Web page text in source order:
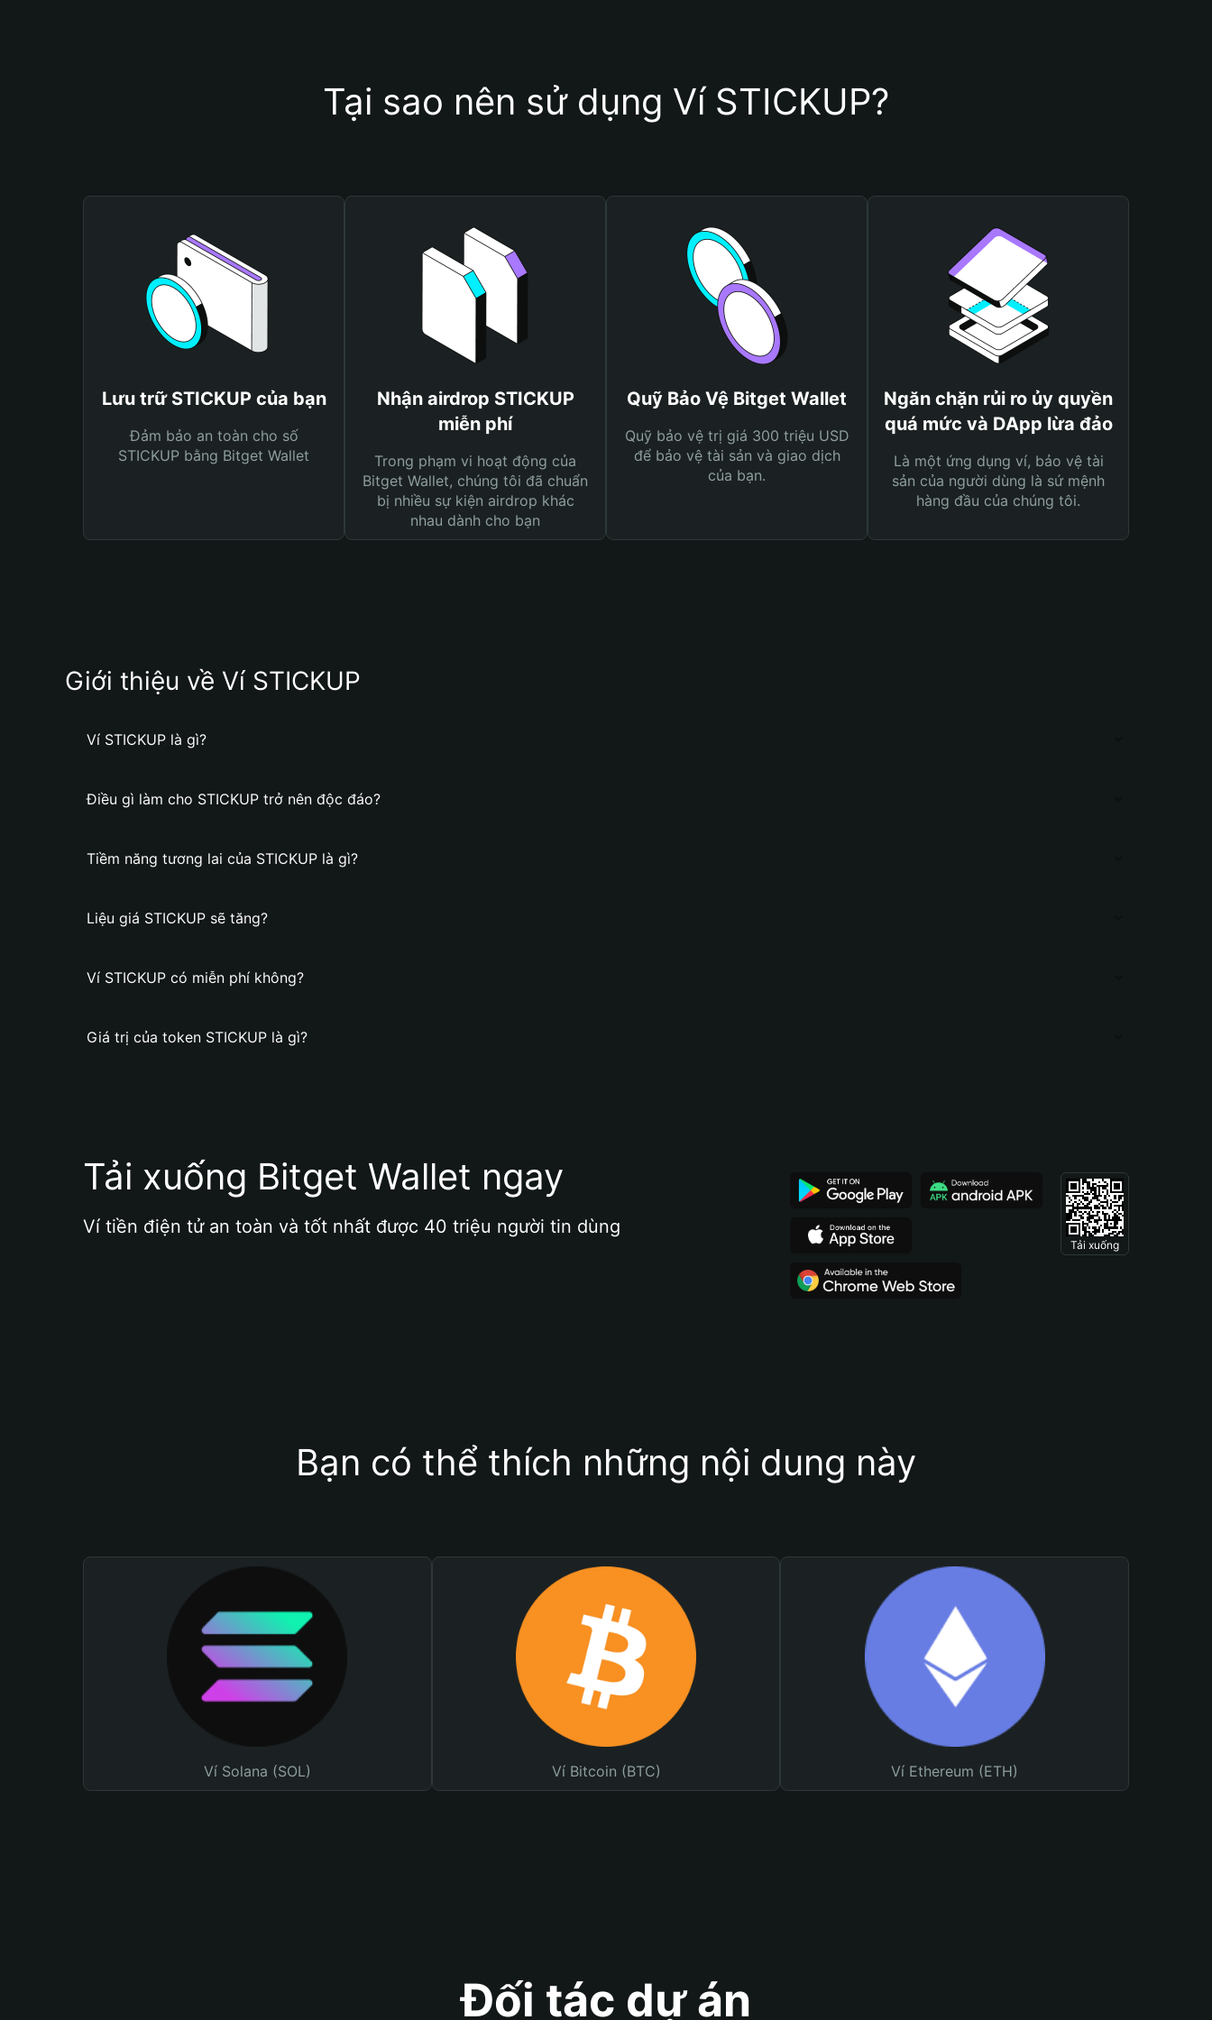
Tại sao nên sử dụng Ví STICKUP?
Lưu trữ STICKUP của bạn
Đảm bảo an toàn cho số
STICKUP bằng Bitget Wallet
Nhận airdrop STICKUP
miễn phí
Trong phạm vi hoạt động của
Bitget Wallet, chúng tôi đã chuẩn
bị nhiều sự kiện airdrop khác
nhau dành cho bạn
Quỹ Bảo Vệ Bitget Wallet
Quỹ bảo vệ trị giá 300 triệu USD
để bảo vệ tài sản và giao dịch
của bạn.
Ngăn chặn rủi ro ủy quyền
quá mức và DApp lừa đảo
Là một ứng dụng ví, bảo vệ tài
sản của người dùng là sứ mệnh
hàng đầu của chúng tôi.
Giới thiệu về Ví STICKUP
Ví STICKUP là gì?
Điều gì làm cho STICKUP trở nên độc đáo?
Tiềm năng tương lai của STICKUP là gì?
Liệu giá STICKUP sẽ tăng?
Ví STICKUP có miễn phí không?
Giá trị của token STICKUP là gì?
Tải xuống Bitget Wallet ngay
Ví tiền điện tử an toàn và tốt nhất được 40 triệu người tin dùng
Tải xuống
Bạn có thể thích những nội dung này
Ví Solana (SOL) Ví Bitcoin (BTC) Ví Ethereum (ETH)
Đối tác dự án